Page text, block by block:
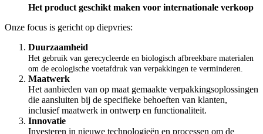
Het product geschikt maken voor internationale verkoop
Onze focus is gericht op diepvries:
Duurzaamheid
Het gebruik van gerecycleerde en biologisch afbreekbare materialen
om de ecologische voetafdruk van verpakkingen te verminderen.
Maatwerk
Het aanbieden van op maat gemaakte verpakkingsoplossingen
die aansluiten bij de specifieke behoeften van klanten,
inclusief maatwerk in ontwerp en functionaliteit.
Innovatie
Investeren in nieuwe technologieën en processen om de